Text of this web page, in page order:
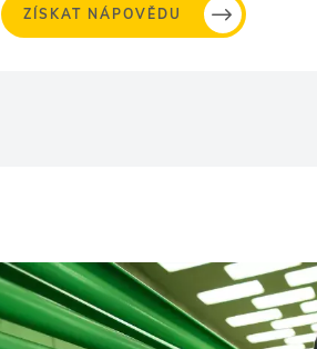
ZÍSKAT NÁPOVĚDU